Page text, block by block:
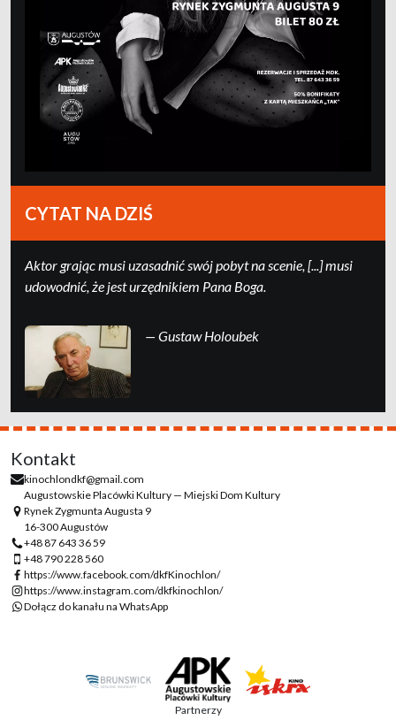
CYTAT NA DZIŚ
Ak­tor grając mu­si uza­sad­nić swój po­byt na sce­nie, [...] mu­si
udo­wod­nić, że jest urzędni­kiem Pa­na Boga.
— Gustaw Holoubek
Kontakt
kinochlondkf@gmail.com
Augustowskie Placówki Kultury — Miejski Dom Kultury
Rynek Zygmunta Augusta 9
16-300 Augustów
+48 87 643 36 59
+48 790 228 560
https://www.facebook.com/dkfKinochlon/
https://www.instagram.com/dkfkinochlon/
Dołącz do kanału na WhatsApp
Partnerzy